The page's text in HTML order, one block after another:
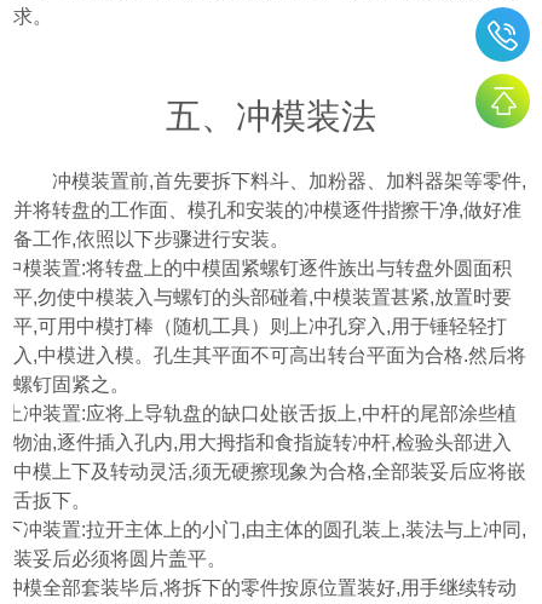
求。
五、冲模装法
冲模装置前,首先要拆下料斗、加粉器、加料器架等零件,
并将转盘的工作面、模孔和安装的冲模逐件揩擦干净,做好准
备工作,依照以下步骤进行安装。
中模装置:将转盘上的中模固紧螺钉逐件族出与转盘外圆面积
平,勿使中模装入与螺钉的头部碰着,中模装置甚紧,放置时要
平,可用中模打棒 （ 随机工具） 则上冲孔穿入 ,用于锤轻轻打
入 ,中模进入模。孔生其平面不可高出转台平面为合格.然后将
螺钉固紧之。
上冲装置:应将上导轨盘的缺口处嵌舌扳上,中杆的尾部涂些植
物油,逐件插入孔内,用大拇指和食指旋转冲杆,检验头部进入
中模上下及转动灵活,须无硬擦现象为合格,全部装妥后应将嵌
舌扳下。
下冲装置:拉开主体上的小门,由主体的圆孔装上,装法与上冲同 ,
装妥后必须将圆片盖平。
冲模全部套装毕后,将拆下的零件按原位置装好,用手继续转动